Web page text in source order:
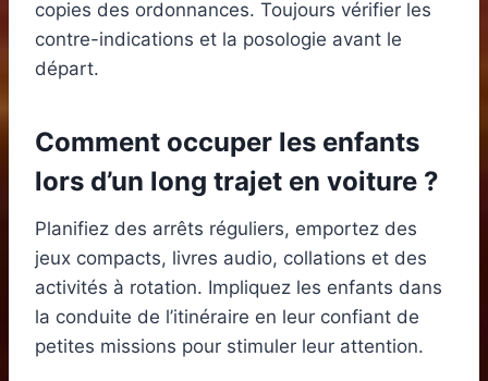
copies des ordonnances. Toujours vérifier les
contre-indications et la posologie avant le
départ.
Comment occuper les enfants
lors d’un long trajet en voiture ?
Planifiez des arrêts réguliers, emportez des
jeux compacts, livres audio, collations et des
activités à rotation. Impliquez les enfants dans
la conduite de l’itinéraire en leur confiant de
petites missions pour stimuler leur attention.